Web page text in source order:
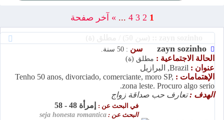
1
2
3
4
...
» آخر صفحة
zayn sozinho سن : 50 سنة.
الحالة الاجتماعية : مطلق (ة)
عنوان : Brazil, البرازيل
الإهتمامات : Tenho 50 anos, divorciado, comerciante, moro SP,
zona leste. Procuro algo serio.
الهدف :تعارف حب صداقة زواج
في البحث عن : إمرأة 48 - 58
البحث عن : seja honesta romantica